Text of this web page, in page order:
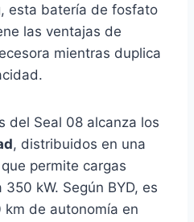
esta batería de fosfato
las ventajas de
mientras duplica
del Seal 08 alcanza los
, distribuidos en una
permite cargas
kW. Según BYD, es
de autonomía en